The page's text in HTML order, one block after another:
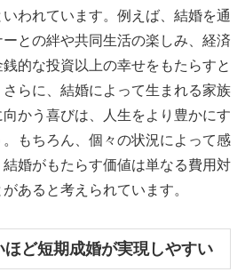
われています。例えば、結婚を通
との絆や共同生活の楽しみ、経済
的な投資以上の幸せをもたらすと
らに、結婚によって生まれる家族
かう喜びは、人生をより豊かにす
もちろん、個々の状況によって感
婚がもたらす価値は単なる費用対
あると考えられています。
ど短期成婚が実現しやすい